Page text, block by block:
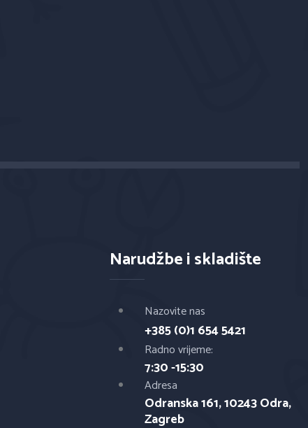
Narudžbe i skladište
Nazovite nas
+385 (0)1 654 5421
Radno vrijeme:
7:30 -15:30
Adresa
Odranska 161, 10243 Odra,
Zagreb